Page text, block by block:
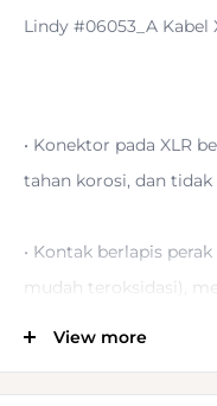
Lindy #06053_A Kabel
• Konektor pada XLR
tahan korosi, dan
• Kontak berlapis
mudah teroksidasi),
• Dengan design
View more